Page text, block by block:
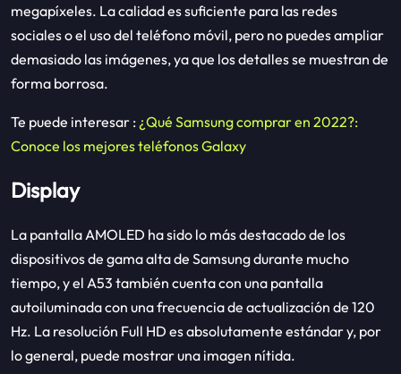
megapíxeles. La calidad es suficiente para las redes
sociales o el uso del teléfono móvil, pero no puedes ampliar
demasiado las imágenes, ya que los detalles se muestran de
forma borrosa.
Te puede interesar : ¿Qué Samsung comprar en 2022?:
Conoce los mejores teléfonos Galaxy
Display
La pantalla AMOLED ha sido lo más destacado de los
dispositivos de gama alta de Samsung durante mucho
tiempo, y el A53 también cuenta con una pantalla
autoiluminada con una frecuencia de actualización de 120
Hz. La resolución Full HD es absolutamente estándar y, por
lo general, puede mostrar una imagen nítida.